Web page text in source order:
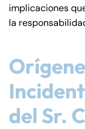
implicaciones
la
del Sr.